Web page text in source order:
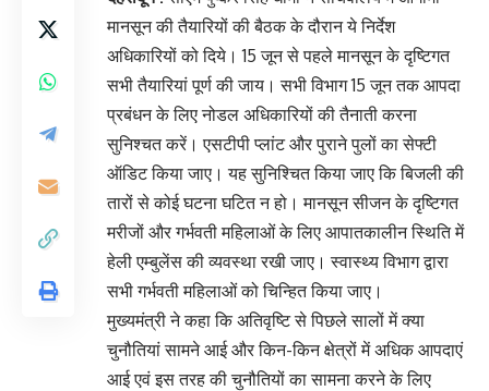
मानसून की तैयारियों की बैठक के दौरान ये निर्देश
अधिकारियों को दिये। 15 जून से पहले मानसून के दृष्टिगत
सभी तैयारियां पूर्ण की जाय। सभी विभाग 15 जून तक आपदा
प्रबंधन के लिए नोडल अधिकारियों की तैनाती करना
सुनिश्चत करें। एसटीपी प्लांट और पुराने पुलों का सेफ्टी
ऑडिट किया जाए। यह सुनिश्चित किया जाए कि बिजली की
तारों से कोई घटना घटित न हो। मानसून सीजन के दृष्टिगत
मरीजों और गर्भवती महिलाओं के लिए आपातकालीन स्थिति में
हेली एम्बुलेंस की व्यवस्था रखी जाए। स्वास्थ्य विभाग द्वारा
सभी गर्भवती महिलाओं को चिन्हित किया जाए।
मुख्यमंत्री ने कहा कि अतिवृष्टि से पिछले सालों में क्या
चुनौतियां सामने आई और किन-किन क्षेत्रों में अधिक आपदाएं
आई एवं इस तरह की चुनौतियों का सामना करने के लिए